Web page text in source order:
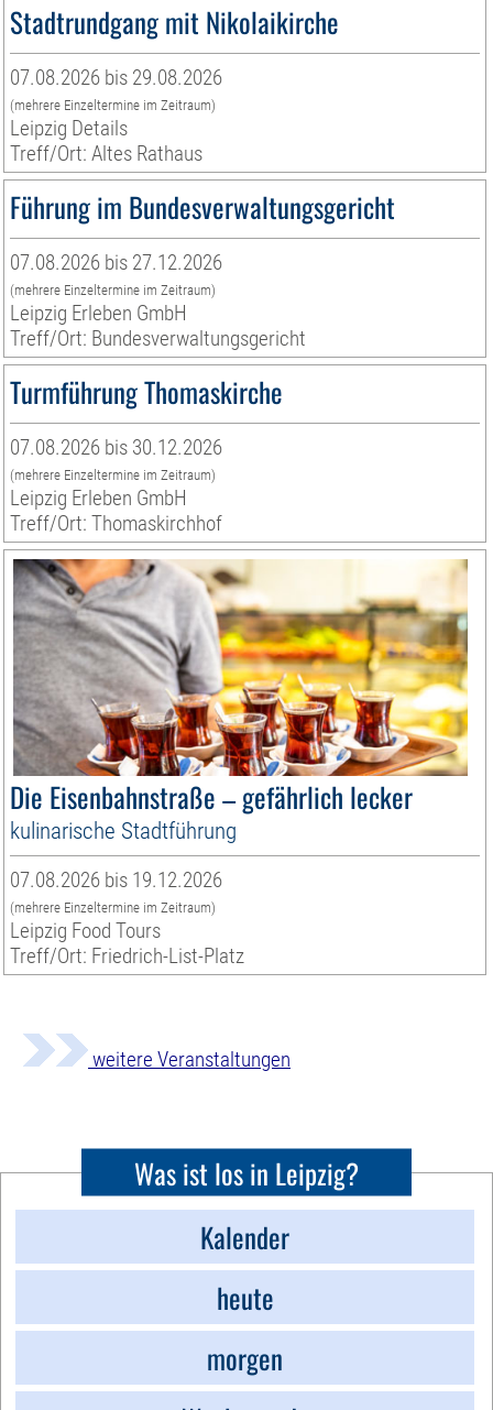
Stadtrundgang mit Nikolaikirche
07.08.2026 bis 29.08.2026
(mehrere Einzeltermine im Zeitraum)
Leipzig Details
Treff/Ort: Altes Rathaus
Führung im Bundesverwaltungsgericht
07.08.2026 bis 27.12.2026
(mehrere Einzeltermine im Zeitraum)
Leipzig Erleben GmbH
Treff/Ort: Bundesverwaltungsgericht
Turmführung Thomaskirche
07.08.2026 bis 30.12.2026
(mehrere Einzeltermine im Zeitraum)
Leipzig Erleben GmbH
Treff/Ort: Thomaskirchhof
Die Eisenbahnstraße – gefährlich lecker
kulinarische Stadtführung
07.08.2026 bis 19.12.2026
(mehrere Einzeltermine im Zeitraum)
Leipzig Food Tours
Treff/Ort: Friedrich-List-Platz
weitere Veranstaltungen
Was ist los in Leipzig?
Kalender
heute
morgen